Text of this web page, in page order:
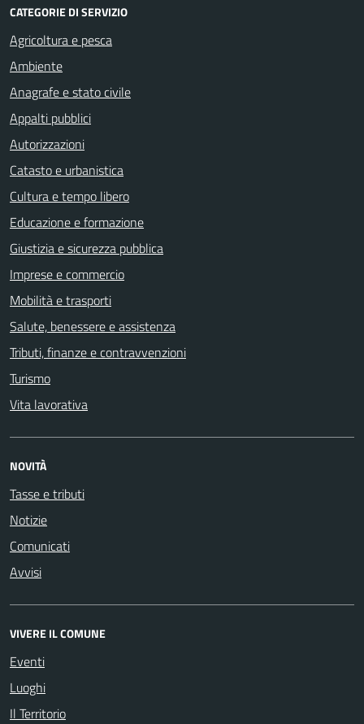
CATEGORIE DI SERVIZIO
Agricoltura e pesca
Ambiente
Anagrafe e stato civile
Appalti pubblici
Autorizzazioni
Catasto e urbanistica
Cultura e tempo libero
Educazione e formazione
Giustizia e sicurezza pubblica
Imprese e commercio
Mobilità e trasporti
Salute, benessere e assistenza
Tributi, finanze e contravvenzioni
Turismo
Vita lavorativa
NOVITÀ
Tasse e tributi
Notizie
Comunicati
Avvisi
VIVERE IL COMUNE
Eventi
Luoghi
Il Territorio